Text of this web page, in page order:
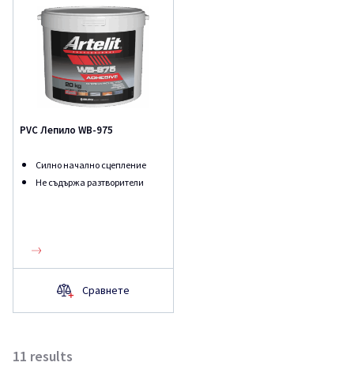
PVC Лепило WB-975
Силно начално сцепление
Не съдържа разтворители
Сравнете
11 results